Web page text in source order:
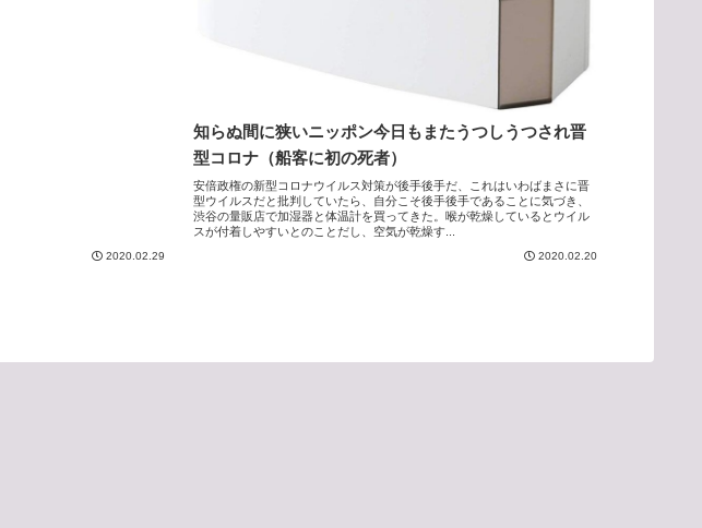
2020.02.29
知らぬ間に狭いニッポン今日もまたうつしうつされ晋
型コロナ（船客に初の死者）
安倍政権の新型コロナウイルス対策が後手後手だ、これはいわばまさに晋
型ウイルスだと批判していたら、自分こそ後手後手であることに気づき、
渋谷の量販店で加湿器と体温計を買ってきた。喉が乾燥しているとウイル
スが付着しやすいとのことだし、空気が乾燥す...
2020.02.20